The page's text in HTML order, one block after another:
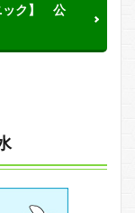
ック】 公